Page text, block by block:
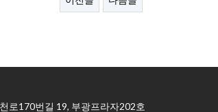
로170번길 19, 부광프라자202호